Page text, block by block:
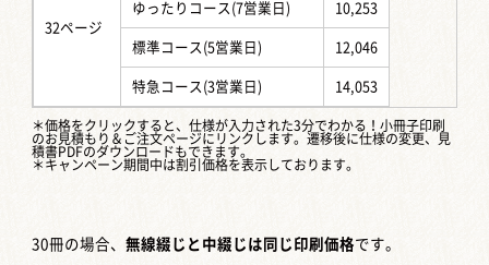
32ページ
ゆったりコース(7営業日) 10,253
標準コース(5営業日) 12,046
特急コース(3営業日) 14,053
＊価格をクリックすると、仕様が入力された3分でわかる！小冊子印刷
のお見積もり＆ご注文ページにリンクします。遷移後に仕様の変更、見
積書PDFのダウンロードもできます。
＊キャンペーン期間中は割引価格を表示しております。
30冊の場合、無線綴じと中綴じは同じ印刷価格です。